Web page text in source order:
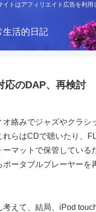
トはアフィリエイト広告を利用
生活的日記
応のDAP、再検討
オ絡みでジャズやクラシ
れらはCDで聴いたり、
ーマットで保管している
ポータブルプレーヤーを
考えて、結局、iPod